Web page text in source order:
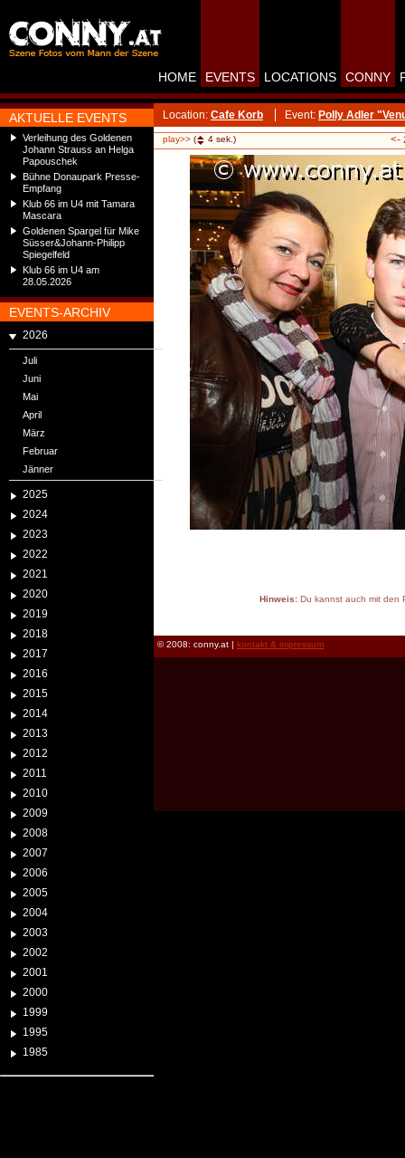
AKTUELLE EVENTS
Verleihung des Goldenen
Johann Strauss an Helga
Papouschek
Bühne Donaupark Presse-
Empfang
Klub 66 im U4 mit Tamara
Mascara
Goldenen Spargel für Mike
Süsser&Johann-Philipp
Spiegelfeld
Klub 66 im U4 am
28.05.2026
EVENTS-ARCHIV
2026
Juli
Juni
Mai
April
März
Februar
Jänner
2025
2024
2023
2022
2021
2020
2019
2018
2017
2016
2015
2014
2013
2012
2011
2010
2009
2008
2007
2006
2005
2004
2003
2002
2001
2000
1999
1995
1985
HOME EVENTS LOCATIONS CONNY
Location: Cafe Korb Event: Polly Adler
play>> ( 4 sek.) <-
Hinweis:Du kannst auch mit den
© 2008: conny.at | kontakt & impressum